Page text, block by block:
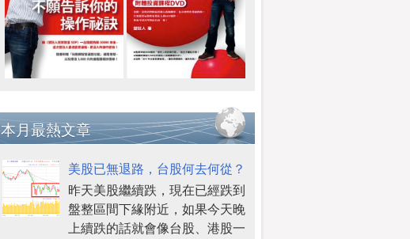
本月最熱文章
美股已無退路，台股何去何從？
昨天美股繼續跌，現在已經跌到
盤整區間下緣附近，如果今天晚
上續跌的話就會像台股、港股一